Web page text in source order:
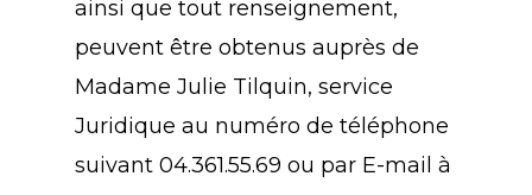
ainsi que tout renseignement,
peuvent être obtenus auprès de
Madame Julie Tilquin, service
Juridique au numéro de téléphone
suivant 04.361.55.69 ou par E-mail à